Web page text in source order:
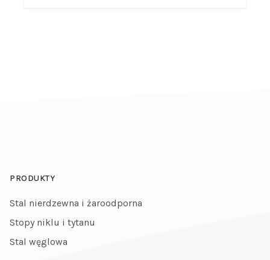
PRODUKTY
Stal nierdzewna i żaroodporna
Stopy niklu i tytanu
Stal węglowa